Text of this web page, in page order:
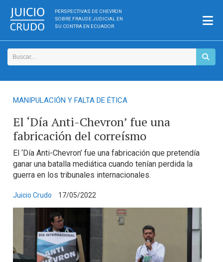
PERSPECTIVAS DE CHEVRON
SOBRE FRAUDE JUDICIAL EN
SU CONTRA EN ECUADOR
MANIPULACIÓN Y FALTA DE ÉTICA
El ‘Día Anti-Chevron’ fue una
fabricación del correísmo
El ‘Día Anti-Chevron’ fue una fabricación que pretendía
ganar una batalla mediática cuando tenían perdida la
guerra en los tribunales internacionales.
Juicio Crudo 17/05/2022